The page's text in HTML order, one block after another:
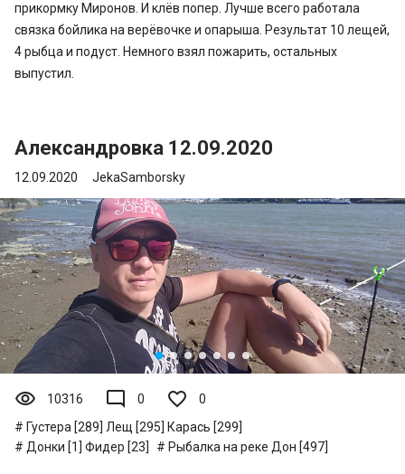
прикормку Миронов. И клёв попер. Лучше всего работала
связка бойлика на верёвочке и опарыша. Результат 10 лещей,
4 рыбца и подуст. Немного взял пожарить, остальных
выпустил.
Александровка 12.09.2020
12.09.2020 JekaSamborsky
visibility 10316 mode_comment 0
0
Густера [289] Лещ [295] Карась [299]
Донки [1] Фидер [23] Рыбалка на реке Дон [497]